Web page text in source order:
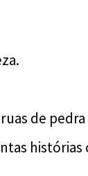
de
histórias